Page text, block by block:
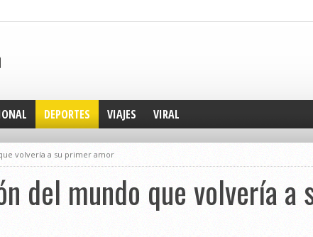
DEPORTES VIAJES VIRAL
volvería a su primer amor
del mundo que volvería a